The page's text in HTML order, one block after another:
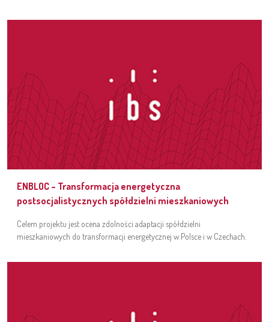
ENBLOC – Transformacja energetyczna
postsocjalistycznych spółdzielni mieszkaniowych
Celem projektu jest ocena zdolności adaptacji spółdzielni
mieszkaniowych do transformacji energetycznej w Polsce i w Czechach.